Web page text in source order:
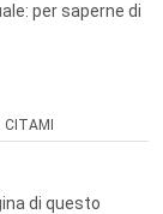
per saperne di
CITAMI
di questo